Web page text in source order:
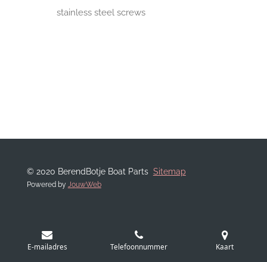
stainless steel screws
© 2020 BerendBotje Boat Parts Sitemap
Powered by JouwWeb
E-mailadres Telefoonnummer Kaart